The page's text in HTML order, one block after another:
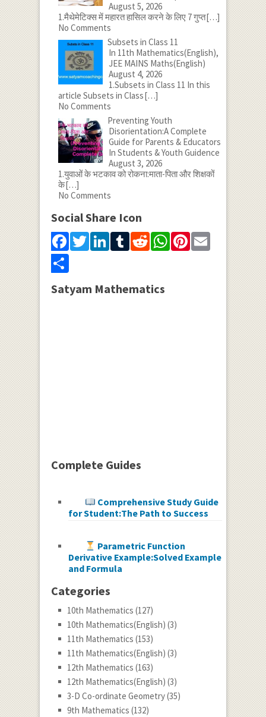
August 5, 2026
1.मैथेमेटिक्स में महारत हासिल करने के लिए 7 गुप्त[…]
No Comments
Subsets in Class 11
In 11th Mathematics(English),
JEE MAINS Maths(English)
August 4, 2026
1.Subsets in Class 11 In this
article Subsets in Class[…]
No Comments
Preventing Youth
Disorientation:A Complete
Guide for Parents & Educators
In Students & Youth Guidence
August 3, 2026
1.युवाओं के भटकाव को रोकना:माता-पिता और शिक्षकों
के[…]
No Comments
Social Share Icon
Facebook
Twitter
LinkedIn
Tumblr
Reddit
WhatsApp
Pinterest
Email
Share
Satyam Mathematics
Complete Guides
Comprehensive Study Guide
for Student:The Path to Success
Parametric Function
Derivative Example:Solved Example
and Formula
Categories
10th Mathematics (127)
10th Mathematics(English) (3)
11th Mathematics (153)
11th Mathematics(English) (3)
12th Mathematics (163)
12th Mathematics(English) (3)
3-D Co-ordinate Geometry(35)
9th Mathematics (132)